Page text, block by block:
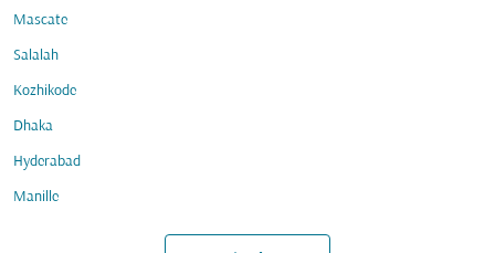
Mascate
Salalah
Kozhikode
Dhaka
Hyderabad
Manille